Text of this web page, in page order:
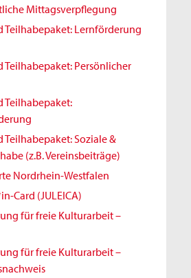
Mittagsverpflegung
Teilhabepaket: Lernförderung
Teilhabepaket: Persönlicher
Teilhabepaket:
Teilhabepaket: Soziale &
(z.B. Vereinsbeiträge)
Nordrhein-Westfalen
Card (JULEICA)
für freie Kulturarbeit –
für freie Kulturarbeit –